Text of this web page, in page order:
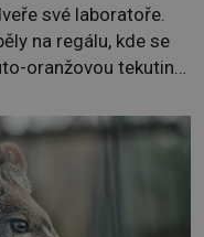
své laboratoře.
na regálu, kde se
oranžovou tekutinu,
regia se skrývá
Svůj přídomek nemá